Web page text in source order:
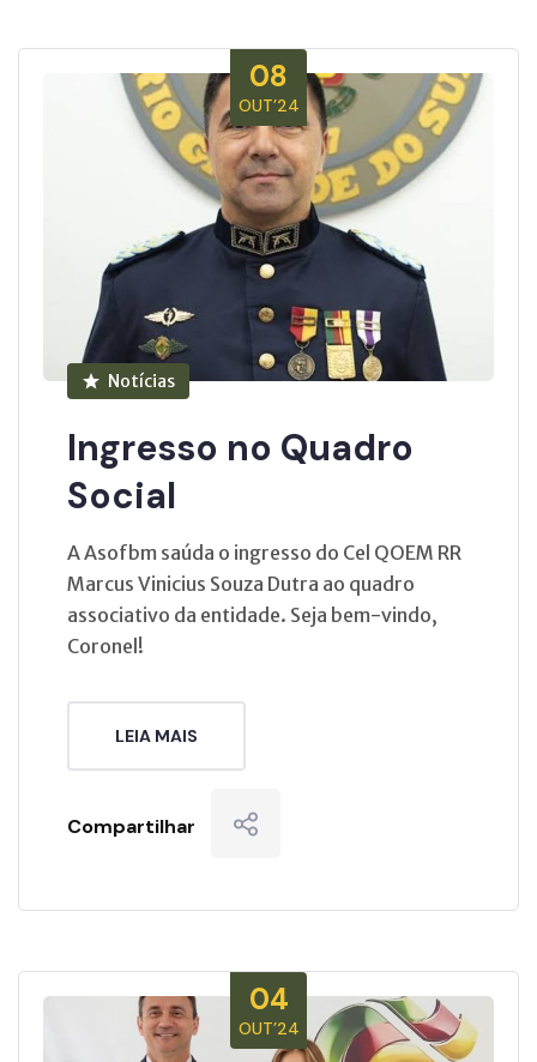
08
OUT’24
Notícias
Ingresso no Quadro
Social
A Asofbm saúda o ingresso do Cel QOEM RR
Marcus Vinicius Souza Dutra ao quadro
associativo da entidade. Seja bem-vindo,
Coronel!
LEIA MAIS
Compartilhar
04
OUT’24